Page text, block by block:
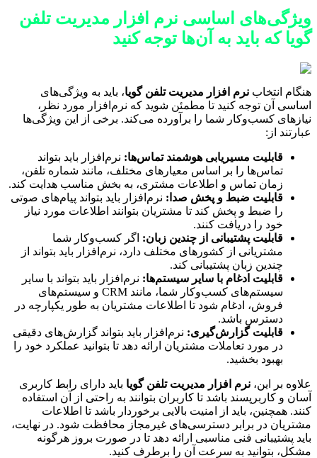
ویژگی‌های اساسی نرم افزار مدیریت تلفن
گویا که باید به آن‌ها توجه کنید
هنگام انتخاب نرم افزار مدیریت تلفن گویا، باید به ویژگی‌های
اساسی آن توجه کنید تا مطمئن شوید که نرم‌افزار مورد نظر،
نیازهای کسب‌وکار شما را برآورده می‌کند. برخی از این ویژگی‌ها
عبارتند از:
قابلیت مسیریابی هوشمند تماس‌ها: نرم‌افزار باید بتواند
تماس‌ها را بر اساس معیارهای مختلف، مانند شماره تلفن،
زمان تماس و اطلاعات مشتری، به بخش مناسب هدایت کند.
قابلیت ضبط و پخش صدا: نرم‌افزار باید بتواند پیام‌های صوتی
را ضبط و پخش کند تا مشتریان بتوانند اطلاعات مورد نیاز
خود را دریافت کنند.
قابلیت پشتیبانی از چندین زبان: اگر کسب‌وکار شما
مشتریانی از کشورهای مختلف دارد، نرم‌افزار باید بتواند از
چندین زبان پشتیبانی کند.
قابلیت ادغام با سایر سیستم‌ها: نرم‌افزار باید بتواند با سایر
سیستم‌های کسب‌وکار شما، مانند CRM و سیستم‌های
فروش، ادغام شود تا اطلاعات مشتریان به طور یکپارچه در
دسترس باشد.
قابلیت گزارش‌گیری: نرم‌افزار باید بتواند گزارش‌های دقیقی
در مورد تعاملات مشتریان ارائه دهد تا بتوانید عملکرد خود را
بهبود بخشید.
علاوه بر این، نرم افزار مدیریت تلفن گویا باید دارای رابط کاربری
آسان و کاربرپسند باشد تا کاربران بتوانند به راحتی از آن استفاده
کنند. همچنین، باید از امنیت بالایی برخوردار باشد تا اطلاعات
مشتریان در برابر دسترسی‌های غیرمجاز محافظت شود. در نهایت،
باید پشتیبانی فنی مناسبی ارائه دهد تا در صورت بروز هرگونه
مشکل، بتوانید به سرعت آن را برطرف کنید.